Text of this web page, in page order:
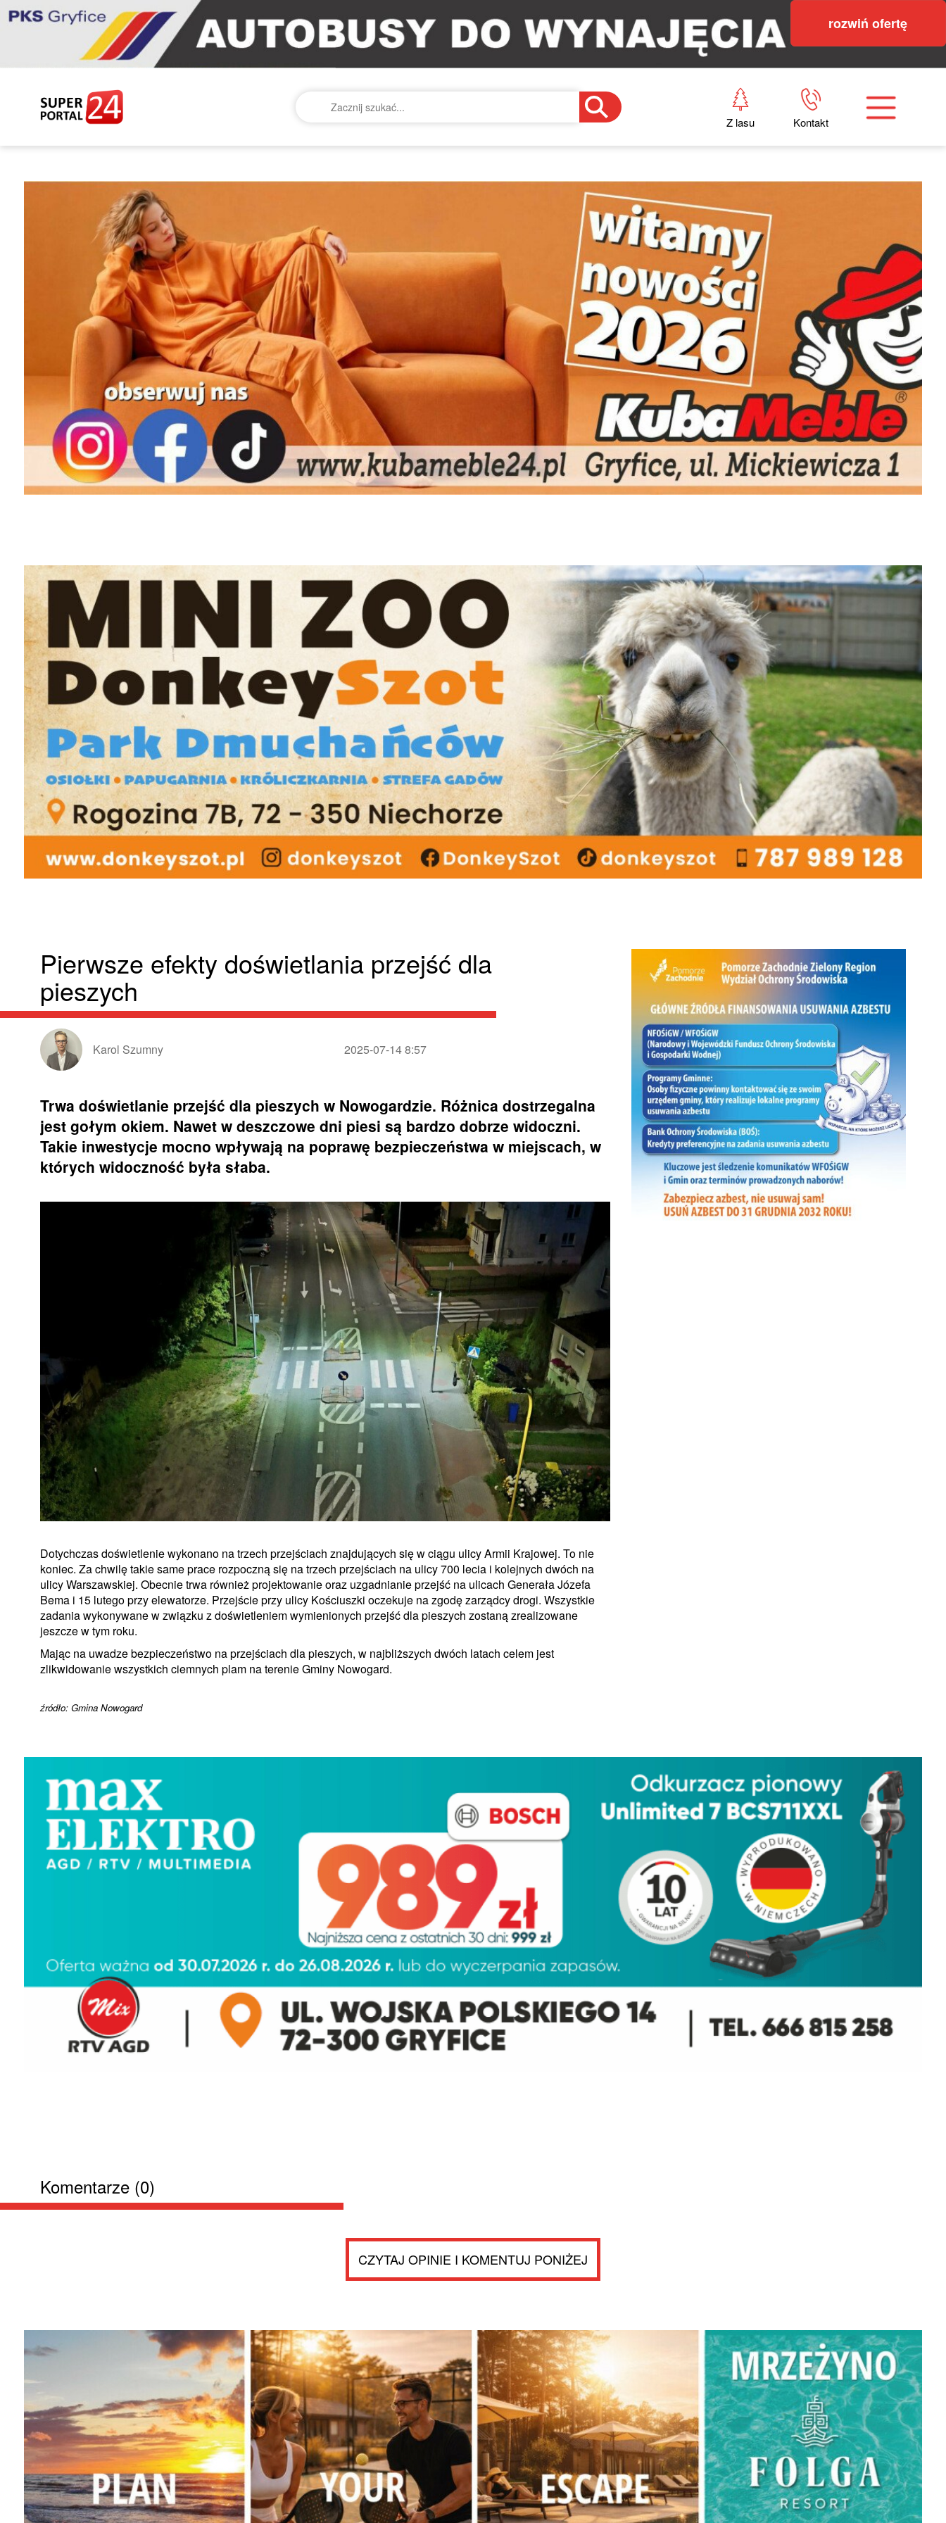
rozwiń ofertę
Z lasu Kontakt
Pierwsze efekty doświetlania przejść dla
pieszych
Karol Szumny 2025-07-14 8:57
Trwa doświetlanie przejść dla pieszych w Nowogardzie. Różnica dostrzegalna
jest gołym okiem. Nawet w deszczowe dni piesi są bardzo dobrze widoczni.
Takie inwestycje mocno wpływają na poprawę bezpieczeństwa w miejscach, w
których widoczność była słaba.
Dotychczas doświetlenie wykonano na trzech przejściach znajdujących się w ciągu ulicy Armii Krajowej. To nie
koniec. Za chwilę takie same prace rozpoczną się na trzech przejściach na ulicy 700 lecia i kolejnych dwóch na
ulicy Warszawskiej. Obecnie trwa również projektowanie oraz uzgadnianie przejść na ulicach Generała Józefa
Bema i 15 lutego przy elewatorze. Przejście przy ulicy Kościuszki oczekuje na zgodę zarządcy drogi. Wszystkie
zadania wykonywane w związku z doświetleniem wymienionych przejść dla pieszych zostaną zrealizowane
jeszcze w tym roku.
Mając na uwadze bezpieczeństwo na przejściach dla pieszych, w najbliższych dwóch latach celem jest
zlikwidowanie wszystkich ciemnych plam na terenie Gminy Nowogard.
źródło: Gmina Nowogard
Komentarze (0)
CZYTAJ OPINIE I KOMENTUJ PONIŻEJ